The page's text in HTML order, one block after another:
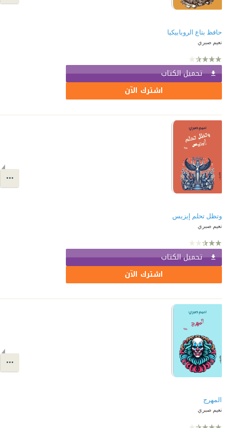
حافظ بتاع الروبابيكيا
نعيم صبري
تحميل الكتاب
اشترك الآن
وتظل تحلم إيزيس
نعيم صبري
تحميل الكتاب
اشترك الآن
المهرج
نعيم صبري